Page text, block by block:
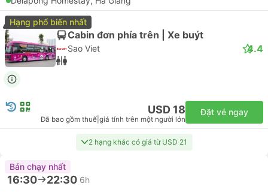
Hạng phổ biến nhất
Cabin đơn phía trên | Xe buýt
Sao Viet 4.4
USD 18
Đã bao gồm thuế giá tính trên một người lớn
Đặt vé ngay
2 hạng khác có giá từ USD 21
Bán chạy nhất
16:30 22:30 6h